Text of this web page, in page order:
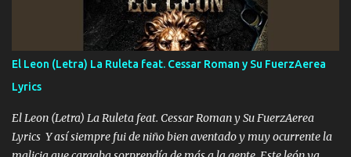
me fajó una Glock siempre armado todas las generaciones yo
traigo El chiste es que hago lo que quiero pues así soy me mandó
yo tengo el control a todos yo les paro el dedo soy hocicon un
malcriado un malandrón Que Les importa no saben nada falsas
las risas las que me miran hay gente corriente no quieren ve...
El Leon (Letra) La Ruleta feat. Cessar Roman y Su FuerzAerea
Lyrics
El Leon (Letra) La Ruleta feat. Cessar Roman y Su FuerzAerea
Lyrics Y así siempre fui de niño bien aventado y muy ocurrente la